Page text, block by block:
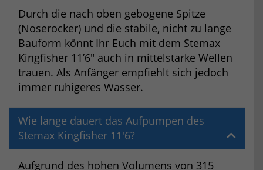
Durch die nach oben gebogene Spitze
(Noserocker) und die stabile, nicht zu lange
Bauform könnt Ihr Euch mit dem Stemax
Kingfisher 11’6″ auch in mittelstarke Wellen
trauen. Als Anfänger empfiehlt sich jedoch
immer ruhigeres Wasser.
Wie lange dauert das Aufpumpen des
Stemax Kingfisher 11'6?
Aufgrund des hohen Volumens von 315